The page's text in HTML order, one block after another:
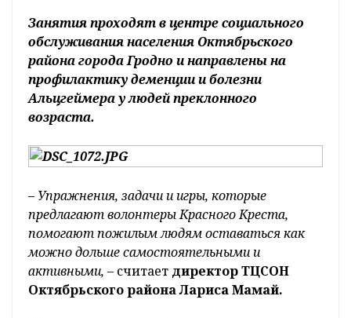
Занятия проходят в центре социального
обслуживания населения Октябрьского
района города Гродно и направлены на
профилактику деменции и болезни
Альцгеймера у людей преклонного
возраста.
– Упражнения, задачи и игры, которые
предлагают волонтеры Красного Креста,
помогают пожилым людям оставаться как
можно дольше самостоятельными и
активными, – считает директор ТЦСОН
Октябрьского района Лариса Мамай.